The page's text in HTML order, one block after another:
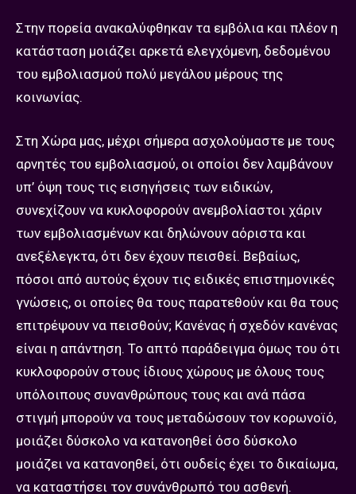
Στην πορεία ανακαλύφθηκαν τα εμβόλια και πλέον η
κατάσταση μοιάζει αρκετά ελεγχόμενη, δεδομένου
του εμβολιασμού πολύ μεγάλου μέρους της
κοινωνίας.
Στη Χώρα μας, μέχρι σήμερα ασχολούμαστε με τους
αρνητές του εμβολιασμού, οι οποίοι δεν λαμβάνουν
υπ’ όψη τους τις εισηγήσεις των ειδικών,
συνεχίζουν να κυκλοφορούν ανεμβολίαστοι χάριν
των εμβολιασμένων και δηλώνουν αόριστα και
ανεξέλεγκτα, ότι δεν έχουν πεισθεί. Βεβαίως,
πόσοι από αυτούς έχουν τις ειδικές επιστημονικές
γνώσεις, οι οποίες θα τους παρατεθούν και θα τους
επιτρέψουν να πεισθούν; Κανένας ή σχεδόν κανένας
είναι η απάντηση. Το απτό παράδειγμα όμως του ότι
κυκλοφορούν στους ίδιους χώρους με όλους τους
υπόλοιπους συνανθρώπους τους και ανά πάσα
στιγμή μπορούν να τους μεταδώσουν τον κορωνοϊό,
μοιάζει δύσκολο να κατανοηθεί όσο δύσκολο
μοιάζει να κατανοηθεί, ότι ουδείς έχει το δικαίωμα,
να καταστήσει τον συνάνθρωπό του ασθενή.